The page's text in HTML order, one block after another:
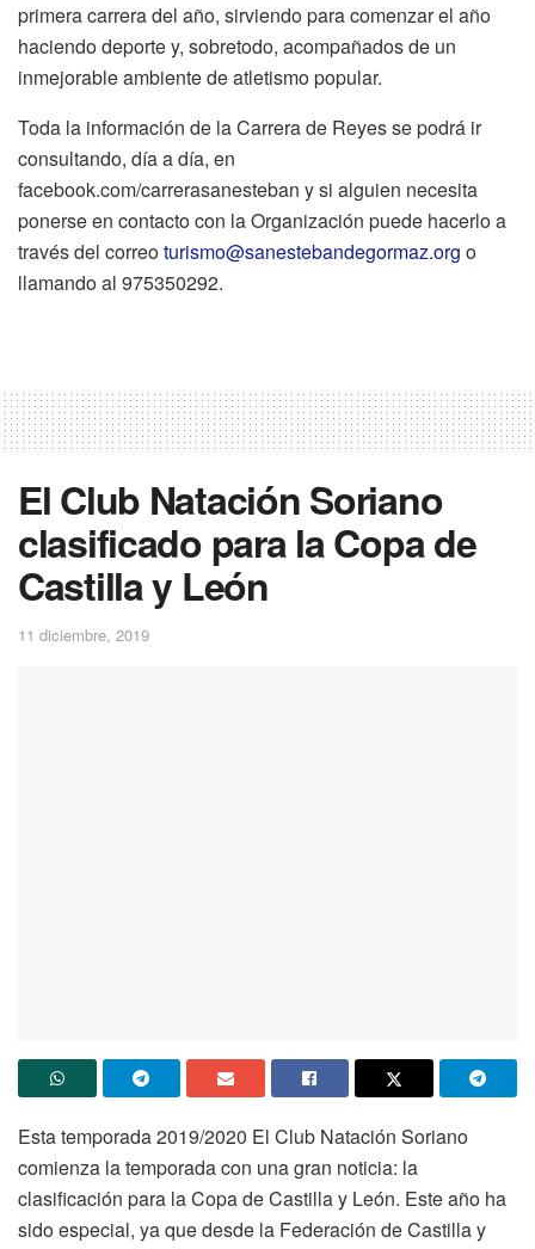
primera carrera del año, sirviendo para comenzar el año
haciendo deporte y, sobretodo, acompañados de un
inmejorable ambiente de atletismo popular.
Toda la información de la Carrera de Reyes se podrá ir
consultando, día a día, en
facebook.com/carrerasanesteban y si alguien necesita
ponerse en contacto con la Organización puede hacerlo a
través del correoturismo@sanestebandegormaz.org o
llamando al 975350292.
El Club Natación Soriano
clasificado para la Copa de
Castilla y León
11 diciembre, 2019
Esta temporada 2019/2020 El Club Natación Soriano
comienza la temporada con una gran noticia: la
clasificación para la Copa de Castilla y León. Este año ha
sido especial, ya que desde la Federación de Castilla y